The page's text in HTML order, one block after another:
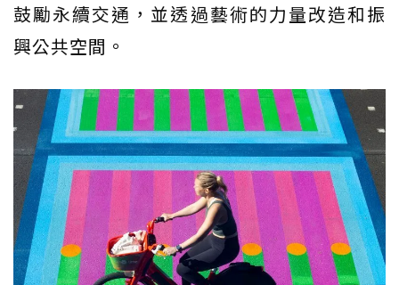
鼓勵永續交通，並透過藝術的力量改造和振
興公共空間。